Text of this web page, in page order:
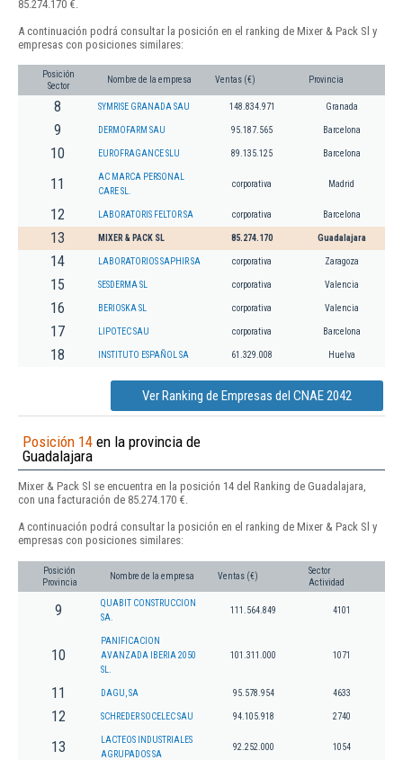
85.274.170 €.
A continuación podrá consultar la posición en el ranking de Mixer & Pack Sl y
empresas con posiciones similares:
Posición
Sector
Nombre de la empresa Ventas (€) Provincia
8 SYMRISE GRANADA SAU 148.834.971 Granada
9 DERMOFARM SAU 95.187.565 Barcelona
10 EUROFRAGANCE SLU 89.135.125 Barcelona
11
AC MARCA PERSONAL
CARE SL.
corporativa Madrid
12 LABORATORIS FELTOR SA corporativa Barcelona
13 MIXER & PACK SL 85.274.170 Guadalajara
14 LABORATORIOS SAPHIR SA corporativa Zaragoza
15 SESDERMA SL corporativa Valencia
16 BERIOSKA SL corporativa Valencia
17 LIPOTEC SAU corporativa Barcelona
18 INSTITUTO ESPAÑOL SA 61.329.008 Huelva
Ver Ranking de Empresas del CNAE 2042
Posición 14 en la provincia de
Guadalajara
Mixer & Pack Sl se encuentra en la posición 14 del Ranking de Guadalajara,
con una facturación de 85.274.170 €.
A continuación podrá consultar la posición en el ranking de Mixer & Pack Sl y
empresas con posiciones similares:
Posición
Provincia
Nombre de la empresa Ventas (€)
Sector
Actividad
9
QUABIT CONSTRUCCION
SA.
111.564.849 4101
10
PANIFICACION
AVANZADA IBERIA 2050
SL.
101.311.000 1071
11 DAGU, SA 95.578.954 4633
12 SCHREDER SOCELEC SAU 94.105.918 2740
13
LACTEOS INDUSTRIALES
AGRUPADOS SA
92.252.000 1054